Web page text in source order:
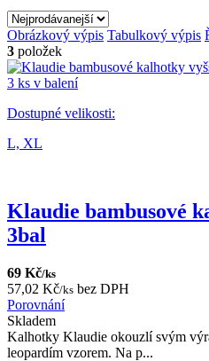
Obrázkový výpis Tabulkový výpis
3 položek
3 ks v balení
Dostupné velikosti:
L, XL
Klaudie bambusové
3bal
69 Kč/ks
57,02 Kč/ks bez DPH
Porovnání
Skladem
Kalhotky Klaudie okouzlí svým
leopardím vzorem. Na p...